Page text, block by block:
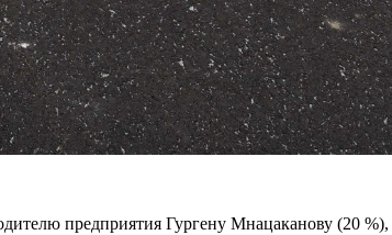
предприятия Гургену Мнацаканову (20